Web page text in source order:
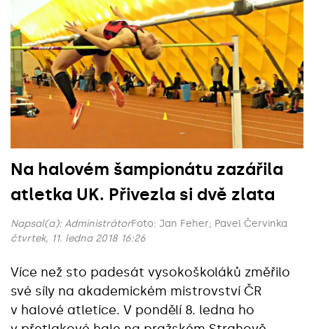
Na halovém šampionátu zazářila
atletka UK. Přivezla si dvě zlata
Napsal(a): AdministrátorFoto: Jan Feher; Pavel Červinka
čtvrtek, 11. ledna 2018 16:26
Více než sto padesát vysokoškoláků změřilo
své síly na akademickém mistrovství ČR
v halové atletice. V pondělí 8. ledna ho